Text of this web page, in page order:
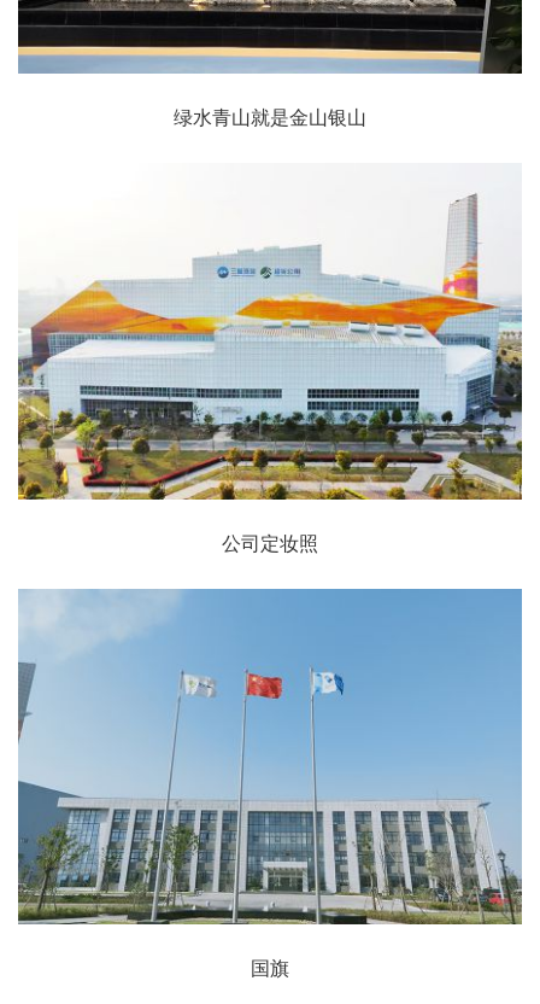
绿水青山就是金山银山
公司定妆照
国旗